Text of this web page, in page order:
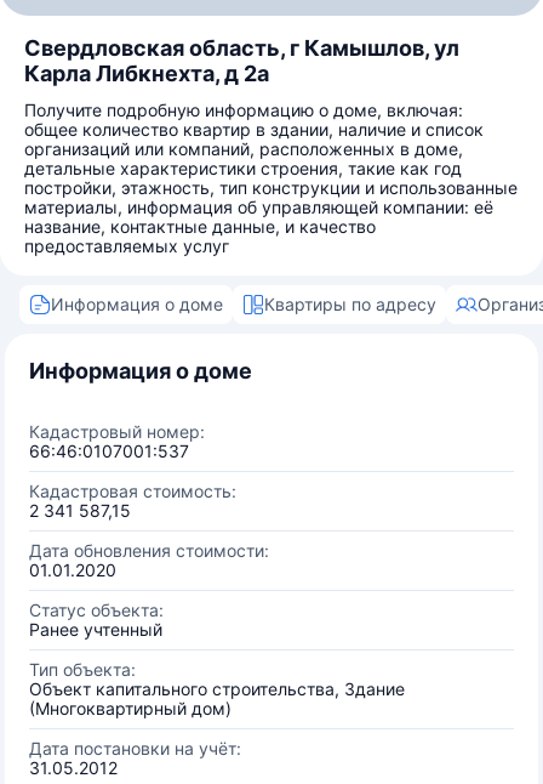
Свердловская область, г Камышлов, ул
Карла Либкнехта, д 2а
Получите подробную информацию о доме, включая:
общее количество квартир в здании, наличие и список
организаций или компаний, расположенных в доме,
детальные характеристики строения, такие как год
постройки, этажность, тип конструкции и использованные
материалы, информация об управляющей компании: её
название, контактные данные, и качество
предоставляемых услуг
Информация о доме Квартиры по адресу
Информация о доме
Кадастровый номер:
66:46:0107001:537
Кадастровая стоимость:
2 341 587,15
Дата обновления стоимости:
01.01.2020
Статус объекта:
Ранее учтенный
Тип объекта:
Объект капитального строительства, Здание
(Многоквартирный дом)
Дата постановки на учёт:
31.05.2012